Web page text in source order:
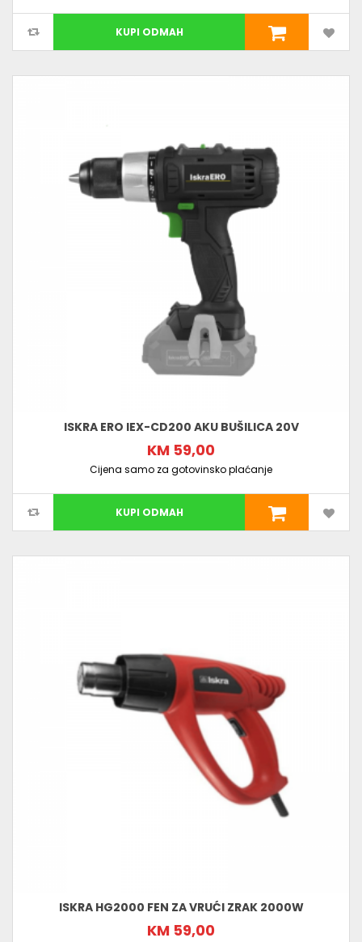
KUPI ODMAH
ISKRA ERO IEX-CD200 AKU BUŠILICA 20V
KM 59,00
Cijena samo za gotovinsko plaćanje
KUPI ODMAH
ISKRA HG2000 FEN ZA VRUĆI ZRAK 2000W
KM 59,00